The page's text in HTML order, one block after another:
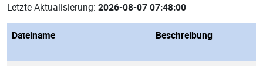
Letzte Aktualisierung: 2026-08-07 07:48:00
Dateiname Beschreibung